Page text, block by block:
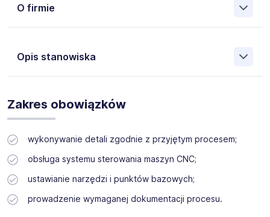
O firmie
Opis stanowiska
dla przemysłu lotniczego - poszukujemy osoby na
stanowisko:Operator / Operatorka Obrabiarek CNC
Miejsce pracy: Mielec
System pracy: 3 zmianowy
Zakres obowiązków
wykonywanie detali zgodnie z przyjętym procesem;
obsługa systemu sterowania maszyn CNC;
ustawianie narzędzi i punktów bazowych;
prowadzenie wymaganej dokumentacji procesu.